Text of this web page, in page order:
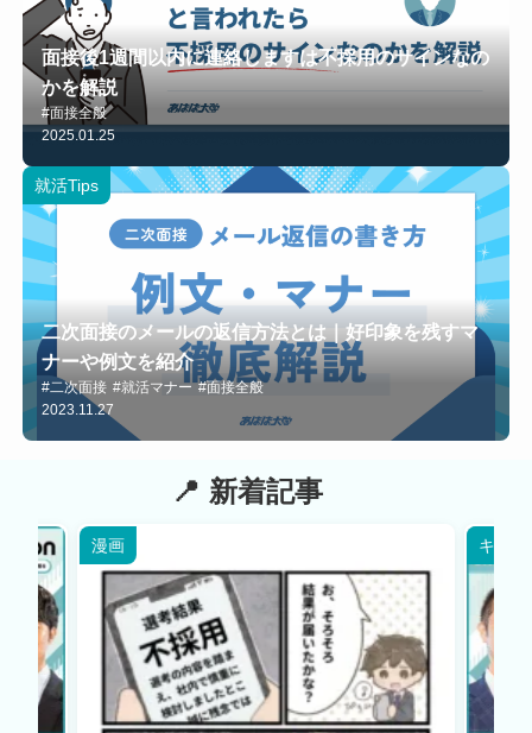
面接後1週間以内に連絡しますは不採用のサインなの
かを解説
#面接全般
2025.01.25
就活Tips
二次面接のメールの返信方法とは｜好印象を残すマ
ナーや例文を紹介
#二次面接 #就活マナー #面接全般
2023.11.27
新着記事
漫画 キャリ